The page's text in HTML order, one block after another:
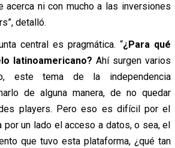
acerca ni con mucho a las inversiones
detalló.
central es pragmática. “¿Para qué
latinoamericano? Ahí surgen varios
este tema de la independencia
de alguna manera, de no quedar
players. Pero eso es difícil por el
un lado el acceso a datos, o sea, el
que tuvo esta plataforma, ¿qué tan